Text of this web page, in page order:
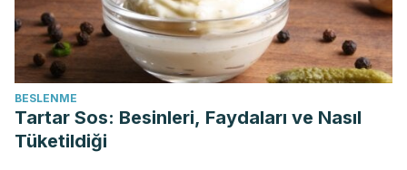
BESLENME
Tartar Sos: Besinleri, Faydaları ve Nasıl
Tüketildiği